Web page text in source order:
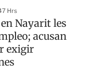
Hrs
Nayarit les
acusan
exigir